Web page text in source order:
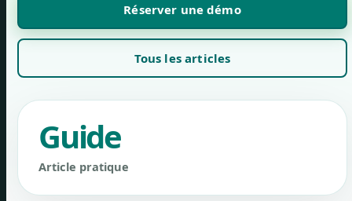
Réserver une démo
Tous les articles
Guide
Article pratique